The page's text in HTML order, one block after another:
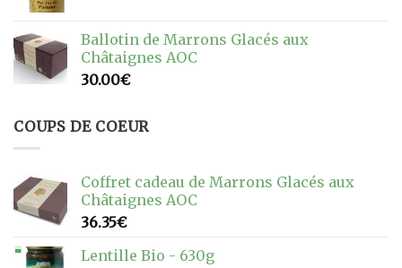
Ballotin de Marrons Glacés aux
Châtaignes AOC
30.00€
COUPS DE COEUR
Coffret cadeau de Marrons Glacés aux
Châtaignes AOC
36.35€
Lentille Bio - 630g